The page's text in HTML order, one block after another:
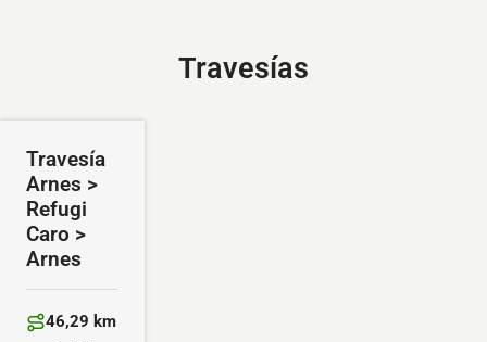
Travesías
Travesía
Arnes >
Refugi
Caro >
Arnes
Distancia:
46,29 km